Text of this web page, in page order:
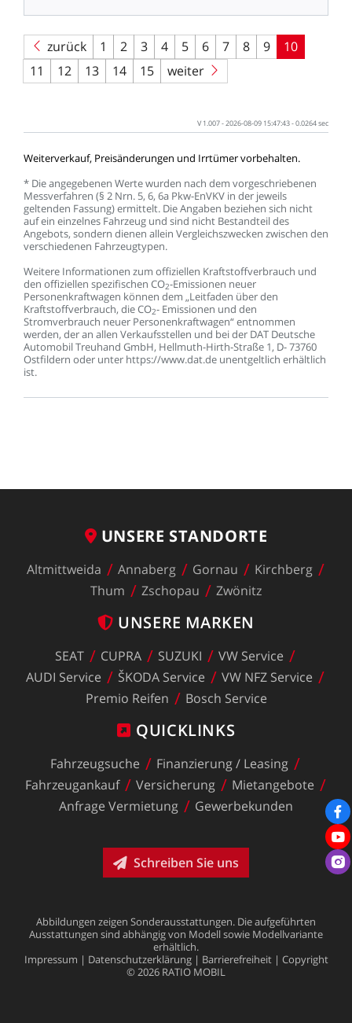
zurück 1 2 3 4 5 6 7 8 9
10
11
12 13 14 15 weiter
V 1.007-2026-08-09 15:47:43-0.0264sec
Weiterverkauf, Preisänderungen und Irrtümervorbehalten.
* Dieangegebenen Wertewurden nach dem vorgeschriebenen
Messverfahren (§ 2 Nrn. 5, 6, 6a Pkw-EnVKV in der jeweils
geltenden Fassung)ermittelt. DieAngaben beziehen sich nicht
aufein einzelnes Fahrzeug und sind nicht Bestandteildes
Angebots, sondern dienen allein Vergleichszwecken zwischen den
verschiedenen Fahrzeugtypen.
Weitere Informationen zum offiziellen Kraftstoffverbrauch und
den offiziellen spezifischen CO2-Emissionen neuer
Personenkraftwagen können dem „Leitfaden überden
Kraftstoffverbrauch, dieCO2- Emissionen und den
Stromverbrauch neuer Personenkraftwagen“entnommen
werden, deran allen Verkaufsstellen und beider DAT Deutsche
AutomobilTreuhand GmbH, Hellmuth-Hirth-Straße 1, D-73760
Ostfildern oder unter https://www.dat.de unentgeltlich erhältlich
ist.
UNSERE STANDORTE
Altmittweida Annaberg Gornau
Kirchberg
Thum
Zschopau Zwönitz
UNSERE MARKEN
SEAT CUPRA SUZUKI VW Service
AUDI Service ŠKODA Service VW NFZ Service
Premio Reifen Bosch Service
QUICKLINKS
Fahrzeugsuche Finanzierung/ Leasing
Fahrzeugankauf
Versicherung
Mietangebote
Anfrage Vermietung Gewerbekunden
Schreiben Sie uns
Abbildungen zeigen Sonderausstattungen. Dieaufgeführten
Ausstattungen sind abhängigvon Modellsowie Modellvariante
erhältlich.
Impressum | Datenschutzerklärung | Barrierefreiheit | Copyright
© 2026 RATIO MOBIL